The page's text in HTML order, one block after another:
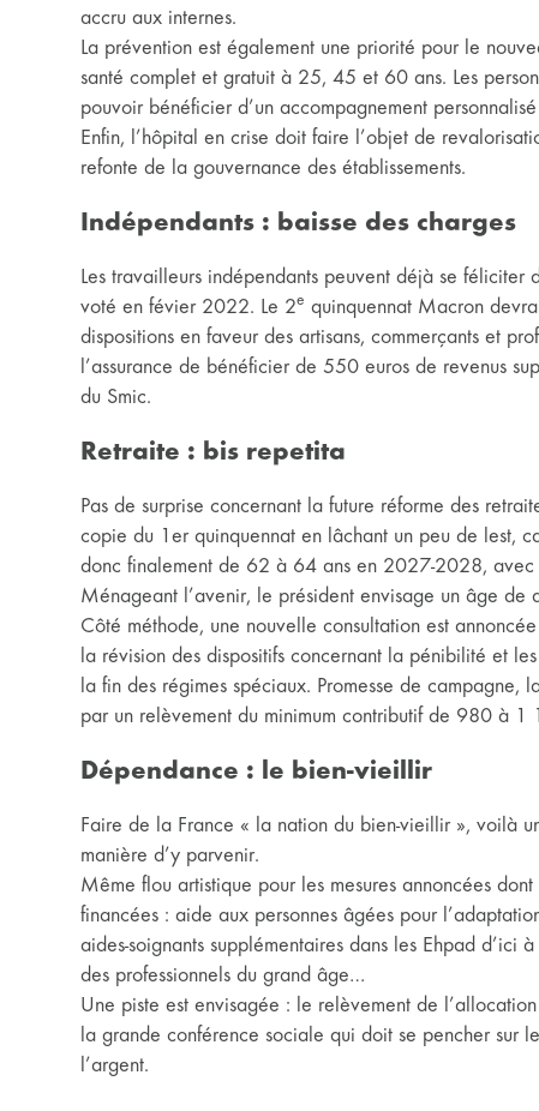
accru aux internes.
La prévention est également une priorité pour le
santé complet et gratuit à 25, 45 et 60 ans. Les
pouvoir bénéficier d’un accompagnement
Enfin, l’hôpital en crise doit faire l’objet de
refonte de la gouvernance des établissements.
Indépendants : baisse des charges
Les travailleurs indépendants peuvent déjà se féliciter
voté en févier 2022. Le 2e quinquennat Macron
dispositions en faveur des artisans, commerçants et
l’assurance de bénéficier de 550 euros de revenus
du Smic.
Retraite : bis repetita
Pas de surprise concernant la future réforme des
copie du 1er quinquennat en lâchant un peu de lest,
donc finalement de 62 à 64 ans en 2027-2028,
Ménageant l’avenir, le président envisage un âge
Côté méthode, une nouvelle consultation est
la révision des dispositifs concernant la pénibilité et
la fin des régimes spéciaux. Promesse de campagne,
par un relèvement du minimum contributif de 980 à 1
Dépendance : le bien-vieillir
Faire de la France « la nation du bien-vieillir », voilà
manière d’y parvenir.
Même flou artistique pour les mesures annoncées
financées : aide aux personnes âgées pour
aides-soignants supplémentaires dans les Ehpad
des professionnels du grand âge…
Une piste est envisagée : le relèvement de
la grande conférence sociale qui doit se pencher sur
l’argent.